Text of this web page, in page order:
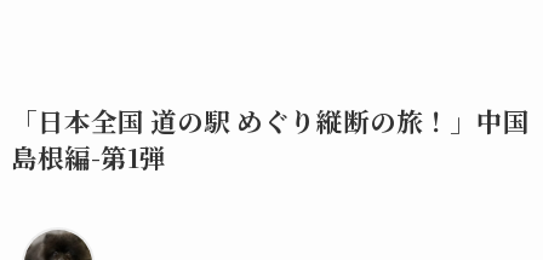
「日本全国 道の駅 めぐり縦断の旅！」中国
島根編-第1弾